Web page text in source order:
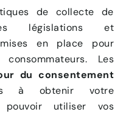
de collecte de
législations et
en place pour
Les
du consentement
à obtenir votre
pouvoir utiliser vos